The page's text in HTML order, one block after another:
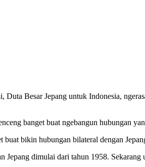
Duta Besar Jepang untuk Indonesia,
banget buat ngebangun hubungan
buat bikin hubungan bilateral dengan
Jepang dimulai dari tahun 1958. Sekarang